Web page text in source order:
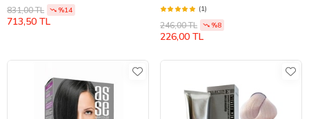
831,00 TL
%14
713,50 TL
(1)
246,00 TL %8
226,00 TL